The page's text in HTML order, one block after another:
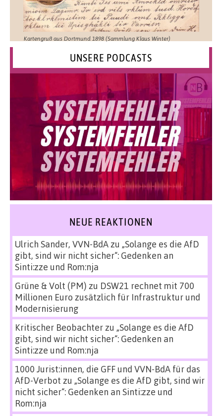
Kartengruß aus Dortmund 1898 (Sammlung Klaus Winter)
UNSERE PODCASTS
NEUE REAKTIONEN
Ulrich Sander, VVN-BdAzu „Solange es die AfD
gibt, sind wir nicht sicher“: Gedenken an
Sinti:zze und Rom:nja
Grüne & Volt (PM) zu DSW21 rechnet mit 700
Millionen Euro zusätzlich für Infrastruktur und
Modernisierung
Kritischer Beobachterzu „Solange es die AfD
gibt, sind wir nicht sicher“: Gedenken an
Sinti:zze und Rom:nja
1000 Jurist:innen, die GFF und VVN-BdA für das
AfD-Verbot zu „Solange es die AfD gibt, sind wir
nicht sicher“: Gedenken an Sinti:zze und
Rom:nja